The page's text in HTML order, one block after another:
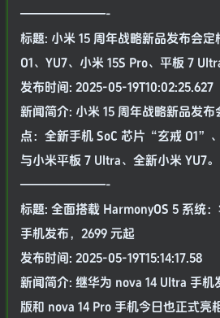
———————-
标题: 小米 15 周年战略新品发布会定
O1、YU7、小米 15S Pro、平板 7
发布时间: 2025-05-19T10:02:25.627
新闻简介: 小米 15 周年战略新品发
点：全新手机 SoC 芯片“玄戒 O1”
与小米平板 7 Ultra、全新小米 YU7。
———————-
标题: 全面搭载 HarmonyOS 5 系统
手机发布，2699 元起
发布时间: 2025-05-19T15:14:17.58
新闻简介: 继华为 nova 14 Ultra 手机
版和 nova 14 Pro 手机今日也正式亮